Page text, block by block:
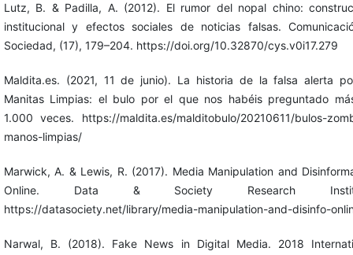
Lutz, B. & Padilla, A. (2012). El rumor del nopal chino:
institucional y efectos sociales de noticias falsas.
Sociedad, (17), 179–204. https://doi.org/10.32870/cys.v0i17.279
Maldita.es. (2021, 11 de junio). La historia de la falsa alerta
Manitas Limpias: el bulo por el que nos habéis preguntado
1.000 veces. https://maldita.es/malditobulo/20210611/bulos-
manos-limpias/
Marwick, A. & Lewis, R. (2017). Media Manipulation and
Online. Data & Society Research
https://datasociety.net/library/media-manipulation-and-disinfo-
Narwal, B. (2018). Fake News in Digital Media. 2018